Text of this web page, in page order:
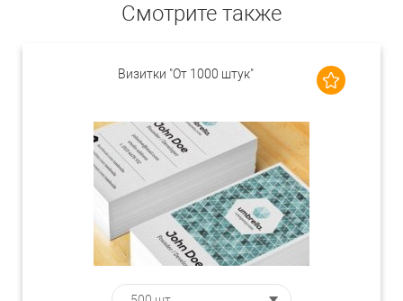
Смотрите также
Визитки "От 1000 штук"